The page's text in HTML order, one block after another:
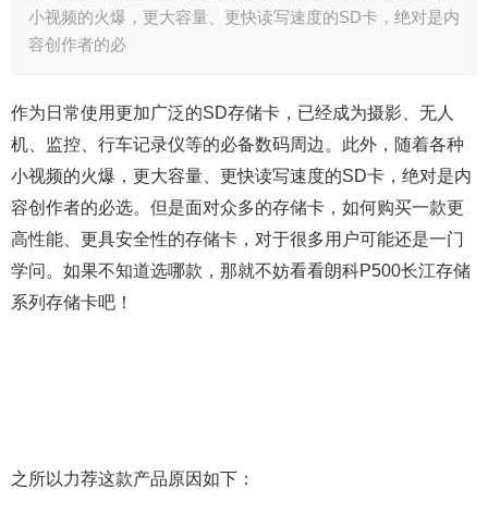
小视频的火爆，更大容量、更快读写速度的SD卡，绝对是内
容创作者的必
作为日常使用更加广泛的SD存储卡，已经成为摄影、无人
机、监控、行车记录仪等的必备数码周边。此外，随着各种
小视频的火爆，更大容量、更快读写速度的SD卡，绝对是内
容创作者的必选。但是面对众多的存储卡，如何购买一款更
高性能、更具安全性的存储卡，对于很多用户可能还是一门
学问。如果不知道选哪款，那就不妨看看朗科P500长江存储
系列存储卡吧！
之所以力荐这款产品原因如下：